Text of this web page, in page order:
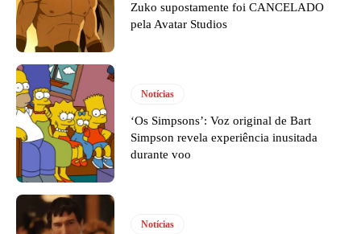
Zuko supostamente foi CANCELADO
pela Avatar Studios
Notícias
‘Os Simpsons’: Voz original de Bart
Simpson revela experiência inusitada
durante voo
Notícias